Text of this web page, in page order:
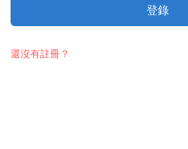
登錄
還沒有註冊？